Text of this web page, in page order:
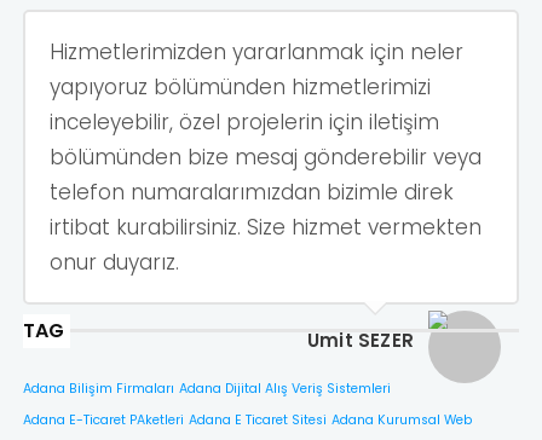
Hizmetlerimizden yararlanmak için neler
yapıyoruz bölümünden hizmetlerimizi
inceleyebilir, özel projelerin için iletişim
bölümünden bize mesaj gönderebilir veya
telefon numaralarımızdan bizimle direk
irtibat kurabilirsiniz. Size hizmet vermekten
onur duyarız.
Ümit SEZER
TAG
Adana Bilişim Firmaları Adana Dijital Alış Veriş Sistemleri
Adana E-Ticaret PAketleri Adana E Ticaret Sitesi Adana Kurumsal Web